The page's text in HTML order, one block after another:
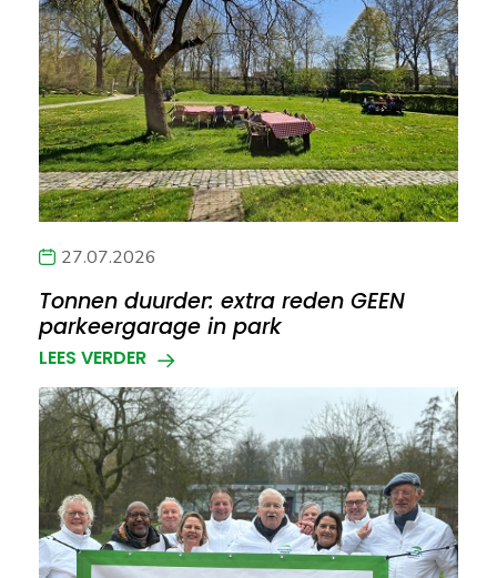
27.07.2026
Tonnen duurder: extra reden GEEN
parkeergarage in park
LEES VERDER